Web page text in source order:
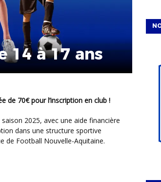
14 à 17 ans
de 70€ pour l’inscription en club !
dans une structure sportive
de Football Nouvelle-Aquitaine.